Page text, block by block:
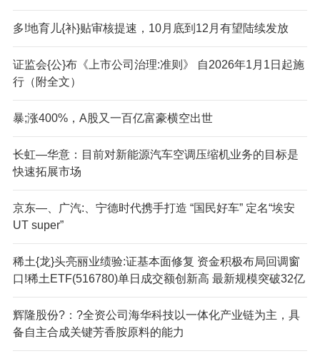
多!地育儿{补}贴审核提速，10月底到12月有望陆续发放
证监会{公}布《上市公司治理:准则》 自2026年1月1日起施
行（附全文）
暴;涨400%，A股又一百亿富豪横空出世
长虹—华意：目前对新能源汽车空调压缩机业务的目标是
快速拓展市场
京东—、广汽:、宁德时代携手打造 “国民好车” 定名“埃安
UT super”
稀土{龙}头亮丽业绩验:证基本面修复 资金积极布局回调窗
口!稀土ETF(516780)单日成交额创新高 最新规模突破32亿
辉隆股份?：?全资公司海华科技以一体化产业链为主，具
备自主合成关键芳香胺原料的能力